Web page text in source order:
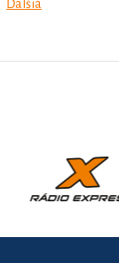
Ďalšia